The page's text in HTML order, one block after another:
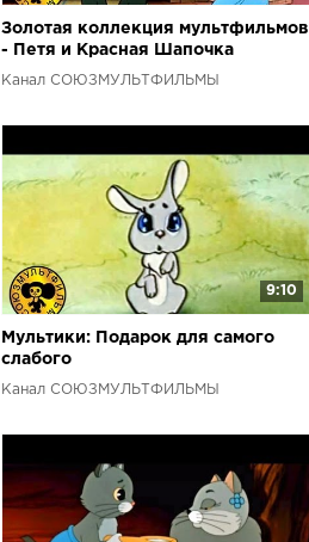
Золотая коллекция мультфильмов
- Петя и Красная Шапочка
Канал СОЮЗМУЛЬТФИЛЬМЫ
9:10
Мультики: Подарок для самого
слабого
Канал СОЮЗМУЛЬТФИЛЬМЫ